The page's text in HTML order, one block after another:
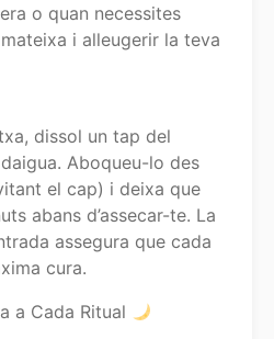
o quan necessites
i alleugerir la teva
dissol un tap del
Aboqueu-lo des
el cap) i deixa que
abans d’assecar-te. La
assegura que cada
cura.
a Cada Ritual